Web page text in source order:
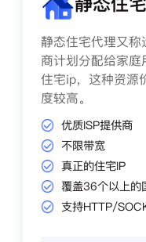
静态住宅代理又
商计划分配给家
住宅ip，这种资源
度较高。
优质ISP提供商
不限带宽
真正的住宅IP
覆盖36个以上的
支持HTTP/